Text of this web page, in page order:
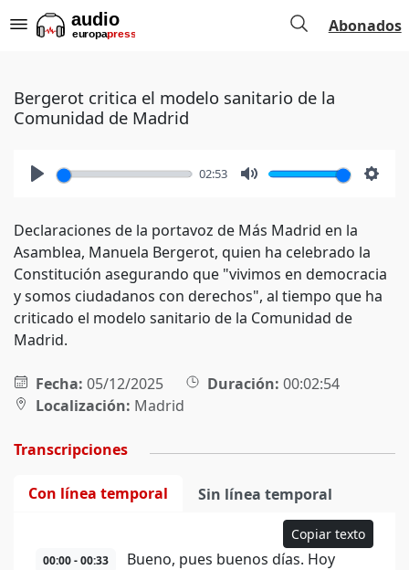
Abonados
Bergerot critica el modelo sanitario de la
Comunidad de Madrid
02:53
Declaraciones de la portavoz de Más Madrid en la
Asamblea, Manuela Bergerot, quien ha celebrado la
Constitución asegurando que "vivimos en democracia
y somos ciudadanos con derechos", al tiempo que ha
criticado el modelo sanitario de la Comunidad de
Madrid.
Fecha: 05/12/2025 Duración: 00:02:54
Localización: Madrid
Transcripciones
Con línea temporal Sin línea temporal
Copiar texto
00:00 - 00:33
Bueno, pues buenos días. Hoy